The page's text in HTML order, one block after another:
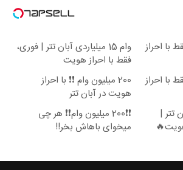
فقط با احراز
وام 15 میلیاردی آبان تتر | فوری،
فقط با احراز هویت
فقط با احراز
200 میلیون وام ❗❗ با احراز
هویت در آبان تتر
تتر |
❗❗200 میلیون وام❗❗ هر چی
میخوای باهاش بخر!!